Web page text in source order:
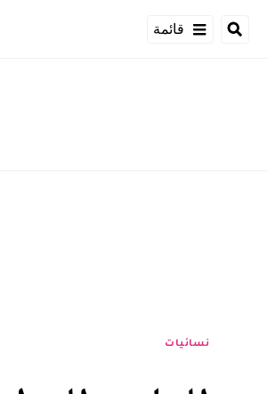
قائمة
نسائيات